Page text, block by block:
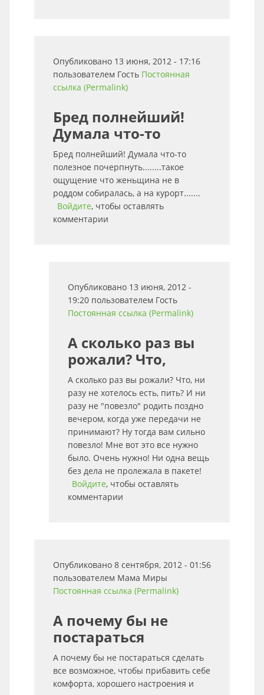
Опубликовано 13 июня, 2012 - 17:16
пользователем Гость Постоянная
ссылка (Permalink)
Бред полнейший!
Думала что-то
Бред полнейший! Думала что-то
полезное почерпнуть........такое
ощущение что женьщина не в
роддом собиралась, а на курорт.......
Войдите, чтобы оставлять
комментарии
Опубликовано 13 июня, 2012 -
19:20 пользователем Гость
Постоянная ссылка (Permalink)
А сколько раз вы
рожали? Что,
А сколько раз вы рожали? Что, ни
разу не хотелось есть, пить? И ни
разу не "повезло" родить поздно
вечером, когда уже передачи не
принимают? Ну тогда вам сильно
повезло! Мне вот это все нужно
было. Очень нужно! Ни одна вещь
без дела не пролежала в пакете!
Войдите, чтобы оставлять
комментарии
Опубликовано 8 сентября, 2012 - 01:56
пользователем Мама Миры
Постоянная ссылка (Permalink)
А почему бы не
постараться
А почему бы не постараться сделать
все возможное, чтобы прибавить себе
комфорта, хорошего настроения и